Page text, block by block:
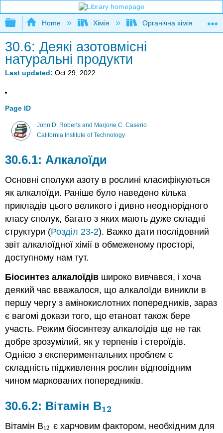
Expand/collapse global hierarchy
Home Хімія Органічна хімія
30.6: Деякі азотовмісні
натуральні продукти
Last updated Oct 29, 2022
Page ID
John D. Roberts and Marjorie C. Caserio
California Institute of Technology
Алкалоїди
Основні сполуки азоту в рослині класифікуються
як алкалоїди. Раніше було наведено кілька
прикладів цього великого і дивно неоднорідного
класу сполук, багато з яких мають дуже складні
структури (Розділ 23-2). Важко дати послідовний
звіт алкалоїдної хімії в обмеженому просторі,
доступному нам тут.
Біосинтез алкалоїдів широко вивчався, і хоча
деякий час вважалося, що алкалоїди виникли в
першу чергу з амінокислотних попередників, зараз
є вагомі докази того, що етаноат також бере
участь. Режим біосинтезу алкалоїдів ще не так
добре зрозумілий, як у терпенів і стероїдів.
Однією з експериментальних проблем є
складність підживлення рослин відповідним
чином маркованих попередників.
Вітамін В12
12
Вітамін В12
12є харчовим фактором, необхідним для